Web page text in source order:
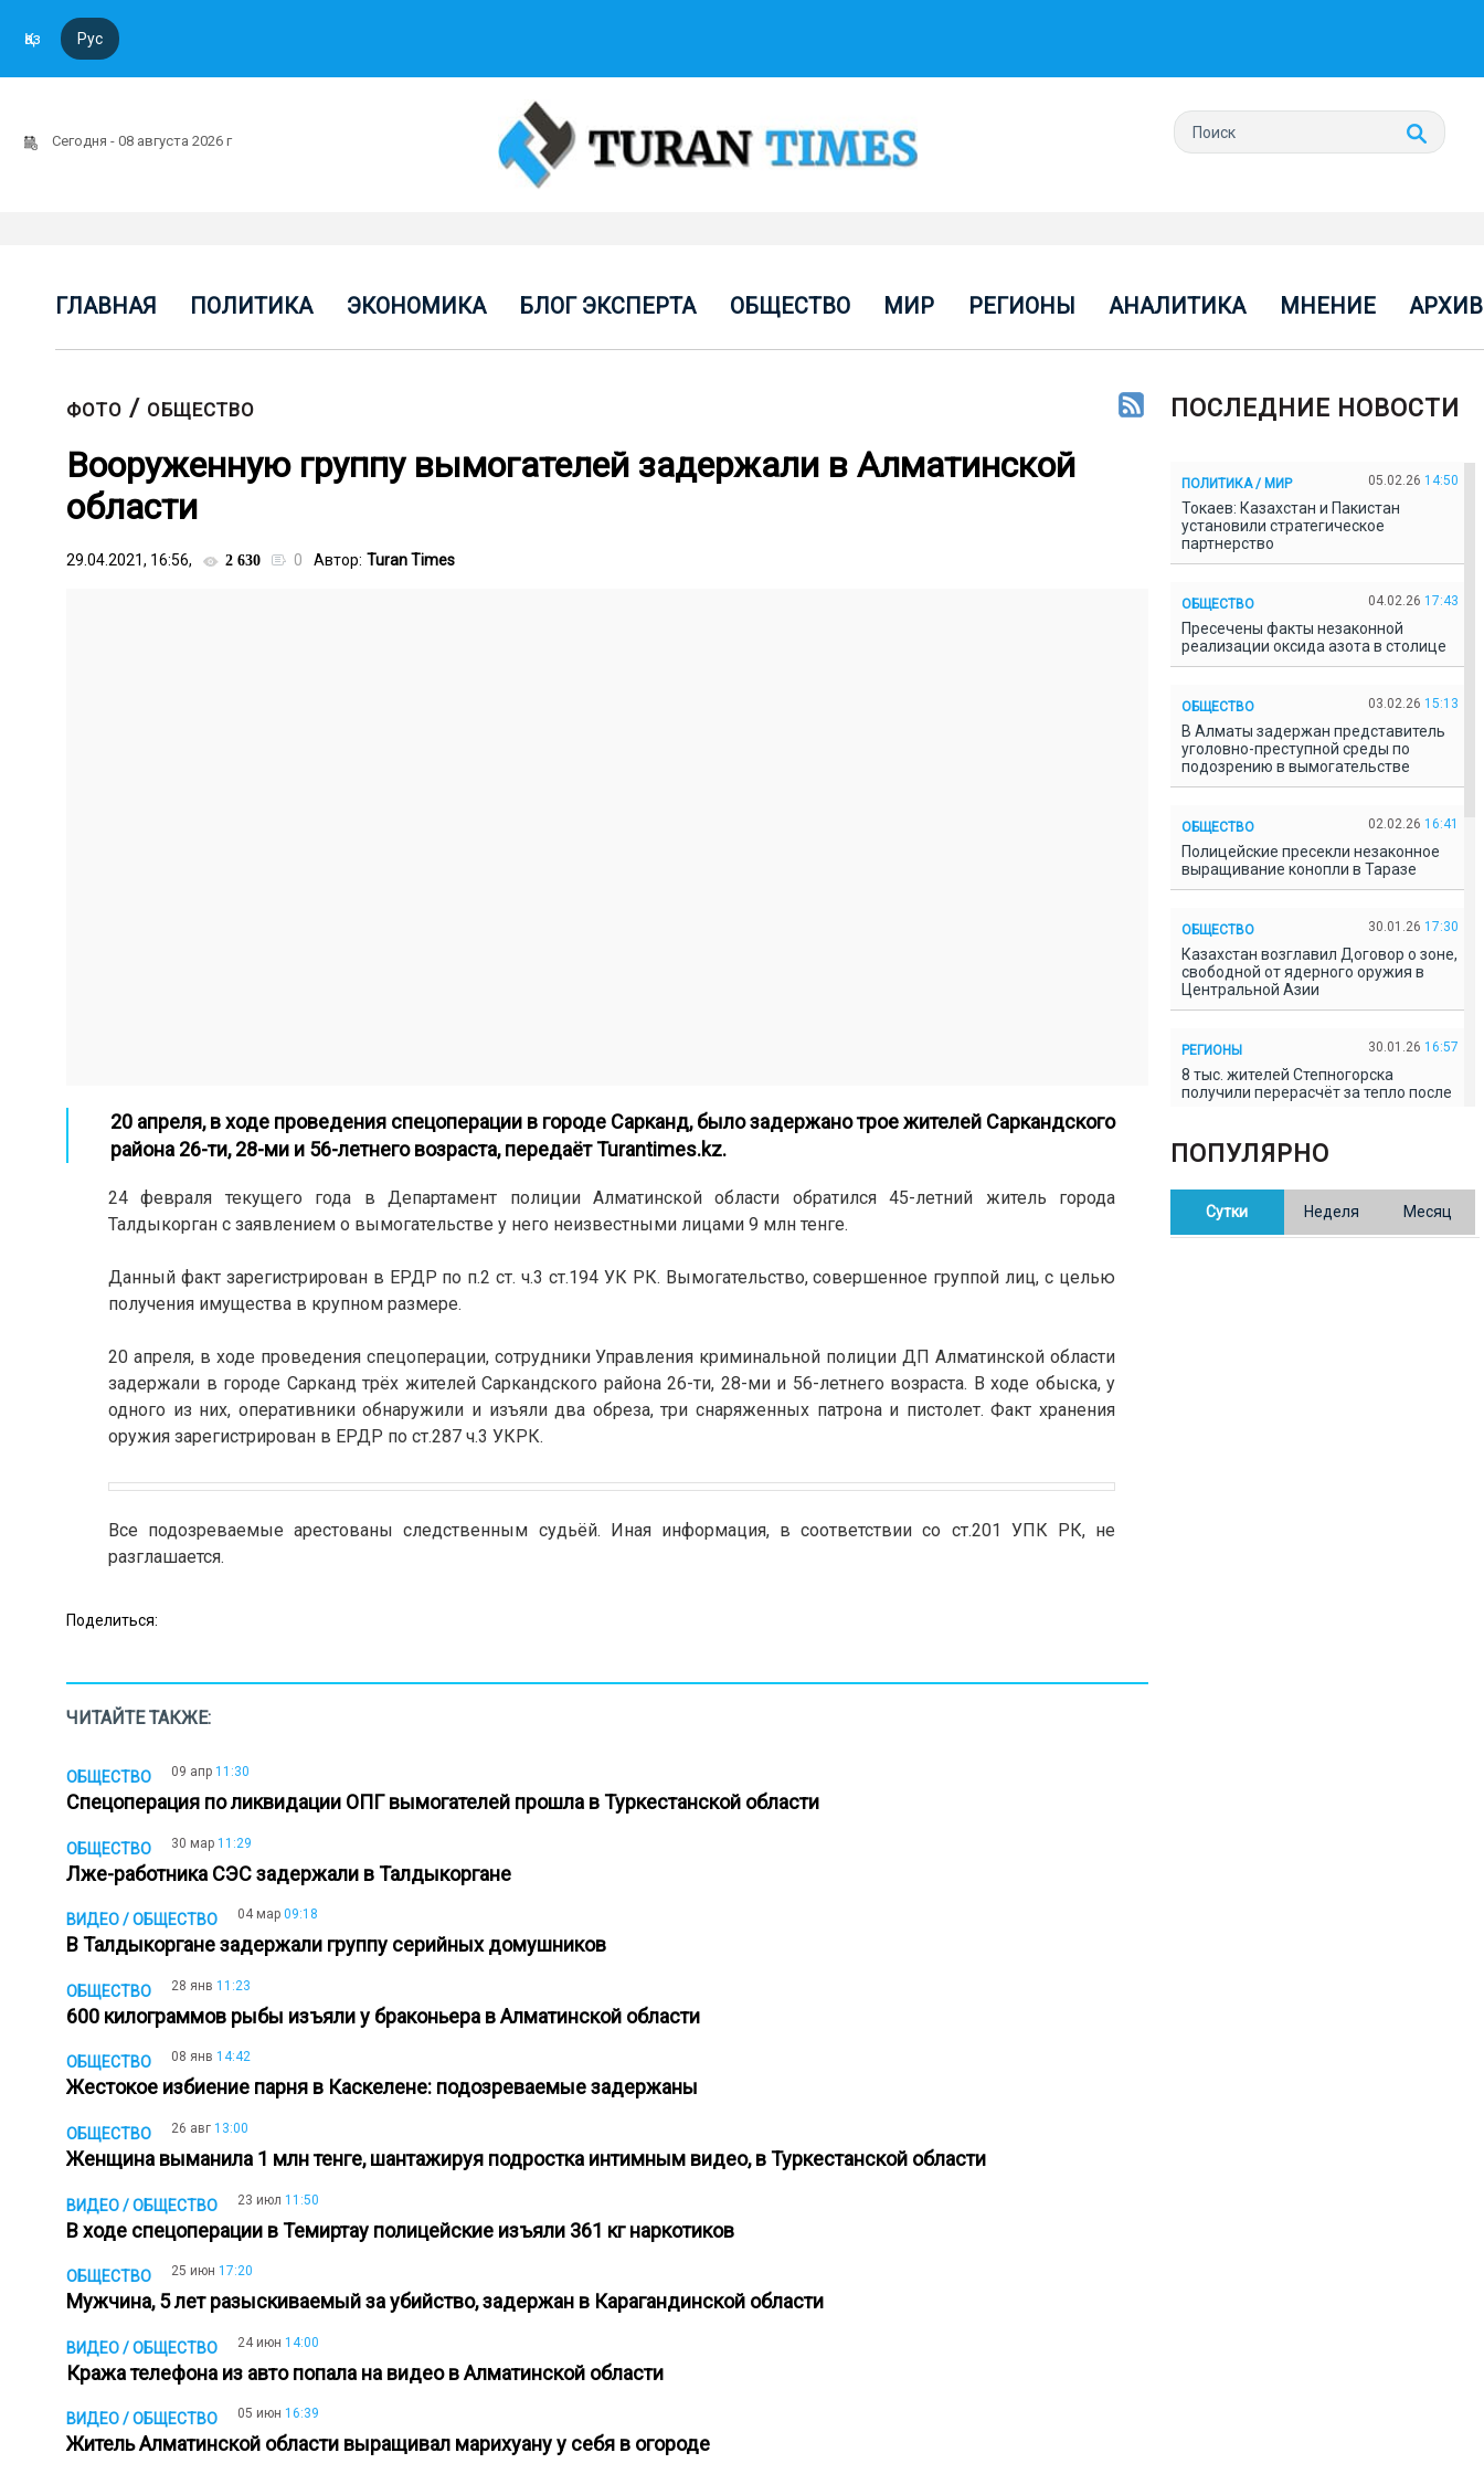
Қаз Рус
Сегодня - 08 августа 2026 г
ГЛАВНАЯ ПОЛИТИКА ЭКОНОМИКА БЛОГ ЭКСПЕРТА ОБЩЕСТВО МИР РЕГИОНЫ АНАЛИТИКА МНЕНИЕ АРХИВ
ФОТО / ОБЩЕСТВО
Вооруженную группу вымогателей задержали в Алматинской
области
29.04.2021, 16:56, 2 630 0 Автор: Turan Times
20 апреля, в ходе проведения спецоперации в городе Сарканд, было задержано трое жителей Саркандского
района 26-ти, 28-ми и 56-летнего возраста, передаётTurantimes.kz.
24 февраля текущего года в Департамент полиции Алматинской области обратился 45-летний житель города
Талдыкорган с заявлением о вымогательстве у него неизвестными лицами 9 млн тенге.
Данный факт зарегистрирован в ЕРДР по п.2 ст. ч.3 ст.194 УК РК. Вымогательство, совершенное группой лиц, с целью
получения имущества в крупном размере.
20 апреля, в ходе проведения спецоперации, сотрудники Управления криминальной полиции ДП Алматинской области
задержали в городе Сарканд трёх жителей Саркандского района 26-ти, 28-ми и 56-летнего возраста. В ходе обыска, у
одного из них, оперативники обнаружили и изъяли два обреза, три снаряженных патрона и пистолет. Факт хранения
оружия зарегистрирован в ЕРДР по ст.287 ч.3 УКРК.
Все подозреваемые арестованы следственным судьёй. Иная информация, в соответствии со ст.201 УПК РК, не
разглашается.
Поделиться:
ЧИТАЙТЕ ТАКЖЕ:
ОБЩЕСТВО 09 апр 11:30
Спецоперация по ликвидации ОПГ вымогателей прошла в Туркестанской области
ОБЩЕСТВО 30 мар 11:29
Лже-работника СЭС задержали в Талдыкоргане
ВИДЕО / ОБЩЕСТВО 04 мар 09:18
В Талдыкоргане задержали группу серийных домушников
ОБЩЕСТВО 28 янв 11:23
600 килограммов рыбы изъяли у браконьера в Алматинской области
ОБЩЕСТВО 08 янв 14:42
Жестокое избиение парня в Каскелене: подозреваемые задержаны
ОБЩЕСТВО 26 авг 13:00
Женщина выманила 1 млн тенге, шантажируя подростка интимным видео, в Туркестанской области
ВИДЕО / ОБЩЕСТВО 23 июл 11:50
В ходе спецоперации в Темиртау полицейские изъяли 361 кг наркотиков
ОБЩЕСТВО 25 июн 17:20
Мужчина, 5 лет разыскиваемый за убийство, задержан в Карагандинской области
ВИДЕО / ОБЩЕСТВО 24 июн 14:00
Кража телефона из авто попала на видео в Алматинской области
ВИДЕО / ОБЩЕСТВО 05 июн 16:39
Житель Алматинской области выращивал марихуану у себя в огороде
ПОСЛЕДНИЕ НОВОСТИ
ПОЛИТИКА / МИР 05.02.26 14:50
Токаев: Казахстан и Пакистан
установили стратегическое
партнерство
ОБЩЕСТВО 04.02.26 17:43
Пресечены факты незаконной
реализации оксида азота в столице
ОБЩЕСТВО 03.02.26 15:13
В Алматы задержан представитель
уголовно-преступной среды по
подозрению в вымогательстве
ОБЩЕСТВО 02.02.26 16:41
Полицейские пресекли незаконное
выращивание конопли в Таразе
ОБЩЕСТВО 30.01.26 17:30
Казахстан возглавил Договор о зоне,
свободной от ядерного оружия в
Центральной Азии
РЕГИОНЫ 30.01.26 16:57
8 тыс. жителей Степногорска
получили перерасчёт за тепло после
В Казахстане готовят новую
редакцию Конституции: меняется
ПОПУЛЯРНО
Сутки Неделя Месяц